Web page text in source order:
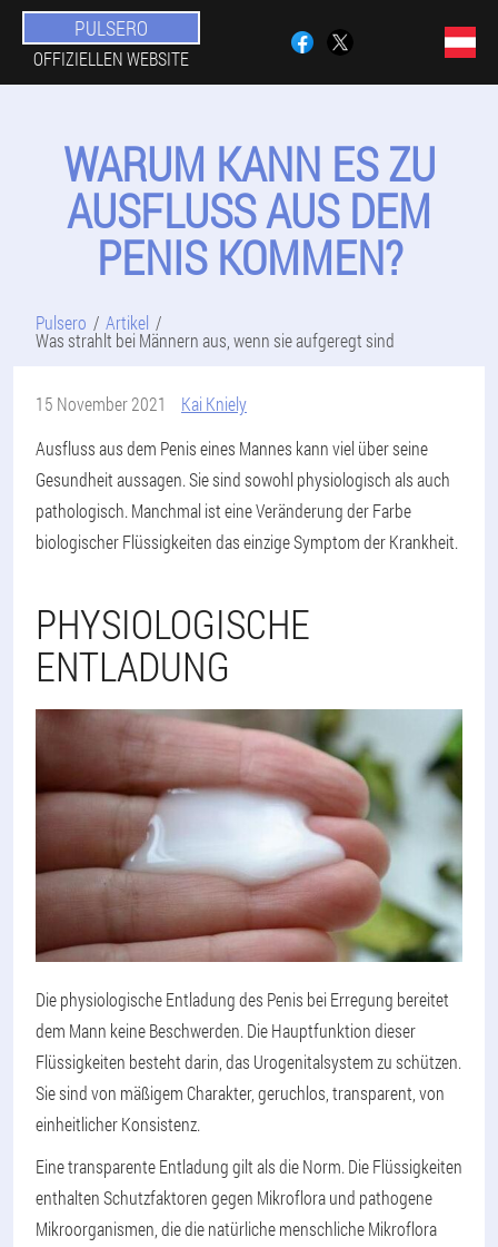
PULSERO
OFFIZIELLEN WEBSITE
WARUM KANN ES ZU
AUSFLUSS AUS DEM
PENIS KOMMEN?
Pulsero Artikel
Was strahlt bei Männern aus, wenn sie aufgeregt sind
15 November 2021
Kai Kniely
Ausfluss aus dem Penis eines Mannes kann viel über seine
Gesundheit aussagen. Sie sind sowohl physiologisch als auch
pathologisch. Manchmal ist eine Veränderung der Farbe
biologischer Flüssigkeiten das einzige Symptom der Krankheit.
PHYSIOLOGISCHE
ENTLADUNG
Die physiologische Entladung des Penis bei Erregung bereitet
dem Mann keine Beschwerden. Die Hauptfunktion dieser
Flüssigkeiten besteht darin, das Urogenitalsystem zu schützen.
Sie sind von mäßigem Charakter, geruchlos, transparent, von
einheitlicher Konsistenz.
Eine transparente Entladung gilt als die Norm. Die Flüssigkeiten
enthalten Schutzfaktoren gegen Mikroflora und pathogene
Mikroorganismen, die die natürliche menschliche Mikroflora